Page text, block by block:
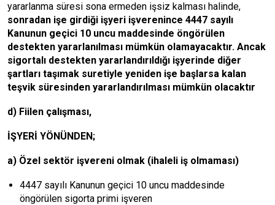
yararlanma süresi sona ermeden işsiz kalması halinde,
sonradan işe girdiği işyeri işverenince 4447 sayılı
Kanunun geçici 10 uncu maddesinde öngörülen
destekten yararlanılması mümkün olamayacaktır. Ancak
sigortalı destekten yararlandırıldığı işyerinde diğer
şartları taşımak suretiyle yeniden işe başlarsa kalan
teşvik süresinden yararlandırılması mümkün olacaktır
d) Fiilen çalışması,
İŞYERİ YÖNÜNDEN;
a) Özel sektör işvereni olmak (ihaleli iş olmaması)
4447 sayılı Kanunun geçici 10 uncu maddesinde
öngörülen sigorta primi işveren